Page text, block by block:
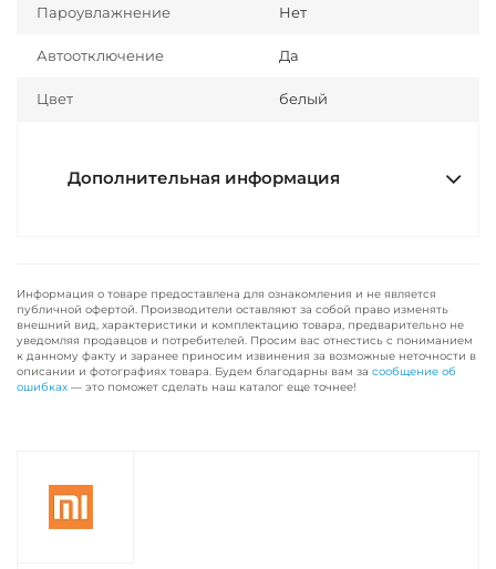
Пароувлажнение Нет
Автоотключение Да
Цвет белый
Дополнительная информация
Информация о товаре предоставлена для ознакомления и не является
публичной офертой. Производители оставляют за собой право изменять
внешний вид, характеристики и комплектацию товара, предварительно не
уведомляя продавцов и потребителей. Просим вас отнестись с пониманием
к данному факту и заранее приносим извинения за возможные неточности в
описании и фотографиях товара. Будем благодарны вам за сообщение об
ошибках — это поможет сделать наш каталог еще точнее!